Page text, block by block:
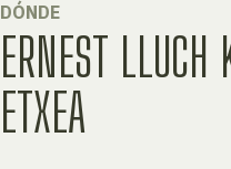
DÓNDE
ERNEST LLUCH
ETXEA